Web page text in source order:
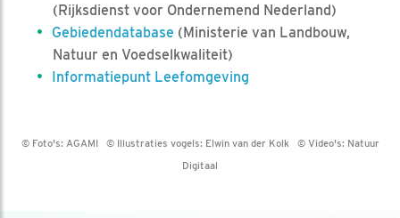
(Rijksdienst voor Ondernemend Nederland)
Gebiedendatabase (Ministerie van Landbouw,
Natuur en Voedselkwaliteit)
Informatiepunt Leefomgeving
© Foto's: AGAMI© Illustraties vogels: Elwin van der Kolk© Video's: Natuur
Digitaal